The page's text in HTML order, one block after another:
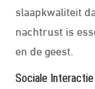
slaapkwaliteit
nachtrust is
en de geest.
Sociale Interactie